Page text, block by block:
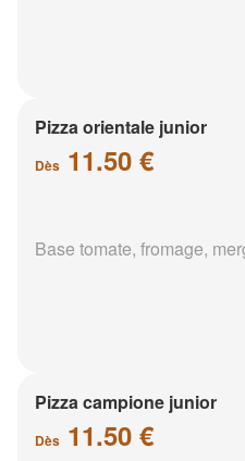
Pizza orientale junior
Dès 11.50 €
Base tomate, fromage,
Pizza campione junior
Dès 11.50 €